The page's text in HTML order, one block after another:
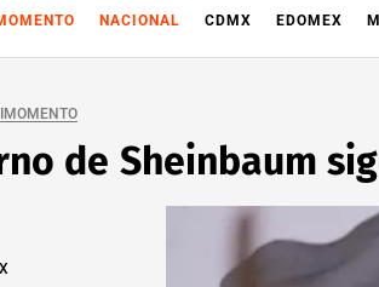
NACIONAL CDMX EDOMEX
de Sheinbaum